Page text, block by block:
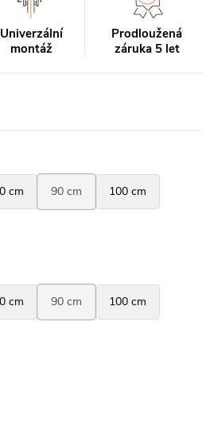
Univerzální
montáž
Prodloužená
záruka 5 let